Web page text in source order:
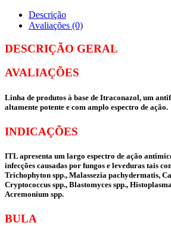
Descrição
Avaliações (0)
DESCRIÇÃO GERAL
AVALIAÇÕES
Linha de produtos à base de Itraconazol, um
altamente potente e com amplo espectro de ação.
INDICAÇÕES
ITL apresenta um largo espectro de ação
infecções causadas por fungos e leveduras tais
Trichophyton spp., Malassezia pachydermatis,
Cryptococcus spp., Blastomyces spp.,
Acremonium spp.
BULA